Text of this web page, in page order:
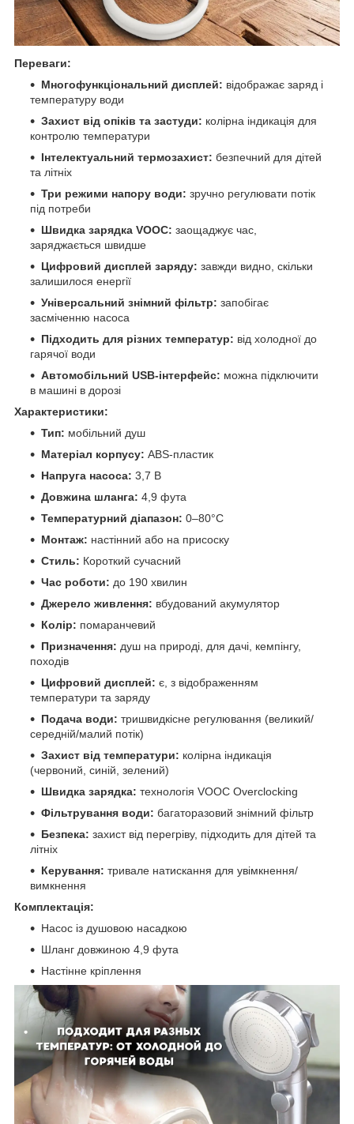
Переваги:
Многофункціональний дисплей: відображає заряд і
температуру води
Захист від опіків та застуди: колірна індикація для
контролю температури
Інтелектуальний термозахист: безпечний для дітей
та літніх
Три режими напору води: зручно регулювати потік
під потреби
Швидка зарядка VOOC: заощаджує час,
заряджається швидше
Цифровий дисплей заряду: завжди видно, скільки
залишилося енергії
Універсальний знімний фільтр: запобігає
засміченню насоса
Підходить для різних температур: від холодної до
гарячої води
Автомобільний USB-інтерфейс: можна підключити
в машині в дорозі
Характеристики:
Тип: мобільний душ
Матеріал корпусу: ABS-пластик
Напруга насоса: 3,7 В
Довжина шланга: 4,9 фута
Температурний діапазон: 0–80°C
Монтаж: настінний або на присоску
Стиль: Короткий сучасний
Час роботи: до 190 хвилин
Джерело живлення: вбудований акумулятор
Колір: помаранчевий
Призначення: душ на природі, для дачі, кемпінгу,
походів
Цифровий дисплей: є, з відображенням
температури та заряду
Подача води: тришвидкісне регулювання (великий/
середній/малий потік)
Захист від температури: колірна індикація
(червоний, синій, зелений)
Швидка зарядка: технологія VOOC Overclocking
Фільтрування води: багаторазовий знімний фільтр
Безпека: захист від перегріву, підходить для дітей та
літніх
Керування: тривале натискання для увімкнення/
вимкнення
Комплектація:
Насос із душовою насадкою
Шланг довжиною 4,9 фута
Настінне кріплення